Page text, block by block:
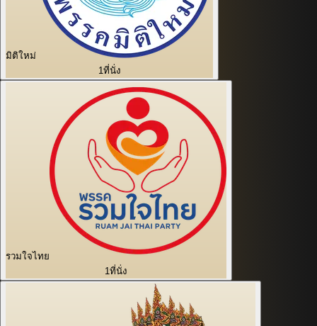
มิติใหม่
1ที่นั่ง
รวมใจไทย
1ที่นั่ง